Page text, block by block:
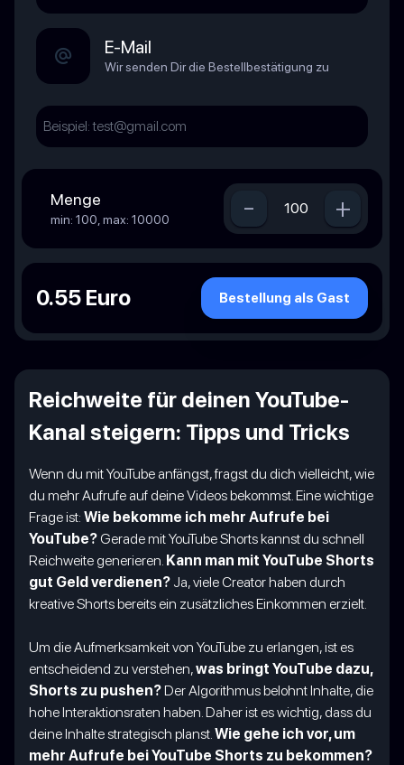
E-Mail
Wir senden Dir die Bestellbestätigung zu
Menge
min: 100, max: 10000 - +
0.55 Euro Bestellung als Gast
Reichweite für deinen YouTube-
Kanal steigern: Tipps und Tricks
Wenn du mit YouTube anfängst, fragst du dich vielleicht, wie
du mehr Aufrufe auf deine Videos bekommst. Eine wichtige
Frage ist: Wie bekomme ich mehr Aufrufe bei
YouTube? Gerade mit YouTube Shorts kannst du schnell
Reichweite generieren. Kann man mit YouTube Shorts
gut Geld verdienen? Ja, viele Creator haben durch
kreative Shorts bereits ein zusätzliches Einkommen erzielt.
Um die Aufmerksamkeit von YouTube zu erlangen, ist es
entscheidend zu verstehen,was bringt YouTube dazu,
Shorts zu pushen?Der Algorithmus belohnt Inhalte, die
hohe Interaktionsraten haben. Daher ist es wichtig, dass du
deine Inhalte strategisch planst.Wie gehe ich vor, um
mehr Aufrufe bei YouTube Shorts zu bekommen?